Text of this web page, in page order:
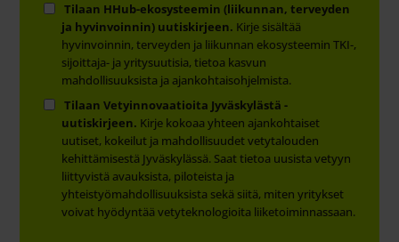
Tilaan HHub-ekosysteemin (liikunnan, terveyden
ja hyvinvoinnin) uutiskirjeen. Kirje sisältää
hyvinvoinnin, terveyden ja liikunnan ekosysteemin TKI-,
sijoittaja- ja yritysuutisia, tietoa kasvun
mahdollisuuksista ja ajankohtaisohjelmista.
Tilaan Vetyinnovaatioita Jyväskylästä -
uutiskirjeen. Kirje kokoaa yhteen ajankohtaiset
uutiset, kokeilut ja mahdollisuudet vetytalouden
kehittämisestä Jyväskylässä. Saat tietoa uusista vetyyn
liittyvistä avauksista, piloteista ja
yhteistyömahdollisuuksista sekä siitä, miten yritykset
voivat hyödyntää vetyteknologioita liiketoiminnassaan.